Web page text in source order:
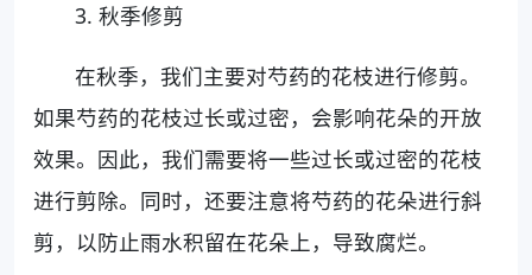
3. 秋季修剪
在秋季，我们主要对芍药的花枝进行修剪。
如果芍药的花枝过长或过密，会影响花朵的开放
效果。因此，我们需要将一些过长或过密的花枝
进行剪除。同时，还要注意将芍药的花朵进行斜
剪，以防止雨水积留在花朵上，导致腐烂。